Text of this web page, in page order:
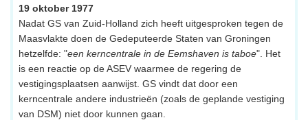
19 oktober 1977
Nadat GS van Zuid-Holland zich heeft uitgesproken tegen de
Maasvlakte doen de Gedeputeerde Staten van Groningen
hetzelfde: "een kerncentrale in de Eemshaven is taboe". Het
is een reactie op de ASEV waarmee de regering de
vestigingsplaatsen aanwijst. GS vindt dat door een
kerncentrale andere industrieën (zoals de geplande vestiging
van DSM) niet door kunnen gaan.